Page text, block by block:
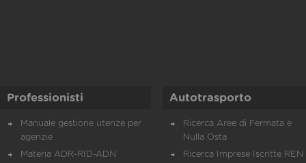
Professionisti
Manuale gestione utenze per
agenzie
Materia ADR-RID-ADN
Autotrasporto
Ricerca Aree di Fermata e
Nulla Osta
Ricerca Imprese Iscritte REN